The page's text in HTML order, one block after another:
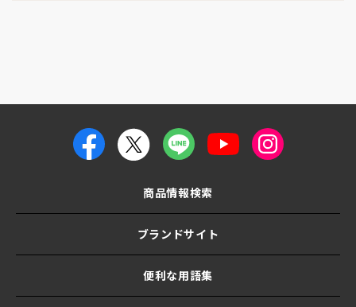
商品情報検索
ブランドサイト
便利な用語集